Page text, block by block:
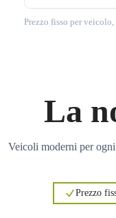
Prezzo fisso per
La
Veicoli moderni per
Prezzo